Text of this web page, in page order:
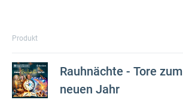
Produkt
Rauhnächte - Tore zum
neuen Jahr